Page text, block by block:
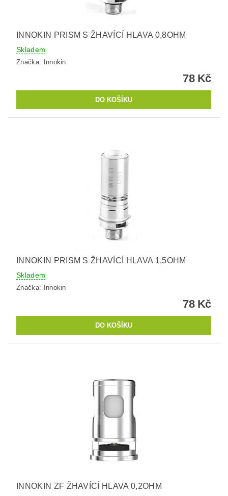
INNOKIN PRISM S ŽHAVÍCÍ HLAVA 0,8OHM
Skladem
Značka: Innokin
78 Kč
INNOKIN PRISM S ŽHAVÍCÍ HLAVA 1,5OHM
Skladem
Značka: Innokin
78 Kč
INNOKIN ZF ŽHAVÍCÍ HLAVA 0,2OHM